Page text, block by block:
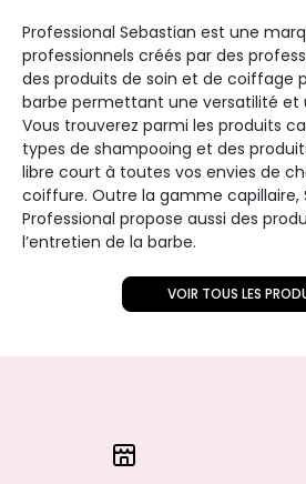
Professional Sebastian est une
professionnels créés par des
des produits de soin et de coiffage
barbe permettant une versatilité et
Vous trouverez parmi les produits
types de shampooing et des
libre court à toutes vos envies de
coiffure. Outre la gamme capillaire,
Professional propose aussi des
l’entretien de la barbe.
VOIR TOUS LES